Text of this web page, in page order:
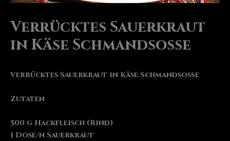
Verrücktes Sauerkraut
in Käse Schmandsoße
Verrücktes Sauerkraut in Käse Schmandsoße
Zutaten
500 g Hackfleisch (Rind)
1 Dose/n Sauerkraut